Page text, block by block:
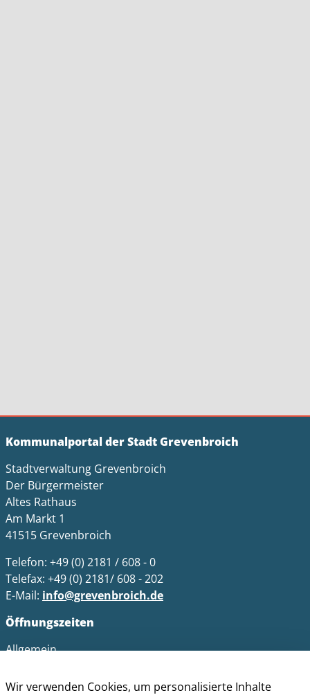
Kommunalportal der Stadt Grevenbroich
Stadtverwaltung Grevenbroich
Der Bürgermeister
Altes Rathaus
Am Markt 1
41515 Grevenbroich
Telefon: +49 (0) 2181 / 608 - 0
Telefax: +49 (0) 2181/ 608 - 202
E-Mail: info@grevenbroich.de
Öffnungszeiten
Allgemein
Donnerstag zusätzl. 14.00 - 17.00 Uhr
Wir verwenden Cookies, um personalisierte Inhalte